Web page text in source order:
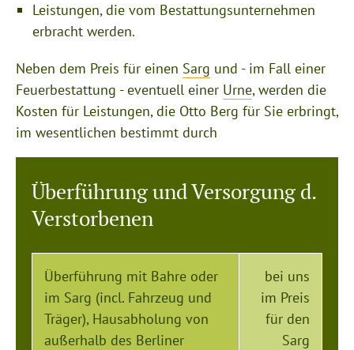
Leistungen, die vom Bestattungsunternehmen
erbracht werden.
Neben dem Preis für einen Sarg und - im Fall einer
Feuerbestattung - eventuell einer Urne, werden die
Kosten für Leistungen, die Otto Berg für Sie erbringt,
im wesentlichen bestimmt durch
Überführung und Versorgung d.
Verstorbenen
Überführung mit Bahre oder
im Sarg (incl. Fahrzeug und
Träger), Hausabholung von
außerhalb des Berliner
bei uns
im Preis
für den
Sarg